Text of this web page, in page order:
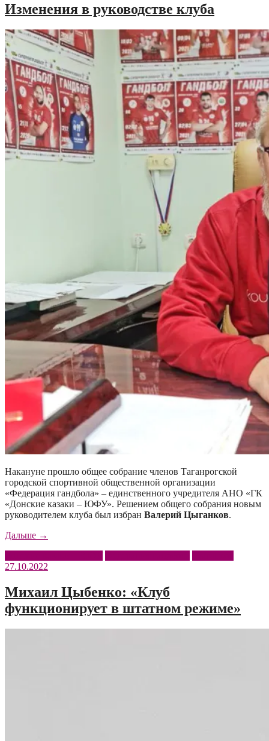
своих
нарушенных
прав»»
Изменения в руководстве клуба
Накануне прошло общее собрание членов Таганрогской
городской спортивной общественной организации
«Федерация гандбола» – единственного учредителя АНО «ГК
«Донские казаки – ЮФУ». Решением общего собрания новым
руководителем клуба был избран Валерий Цыганков.
Дальше «Изменения
клуба»
→
27.10.2022
Михаил Цыбенко: «Клуб
функционирует в штатном режиме»